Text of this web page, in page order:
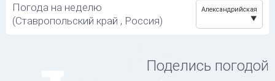
Погода на неделю
(Ставропольский край , Россия)
Александрийская
Поделись погодой